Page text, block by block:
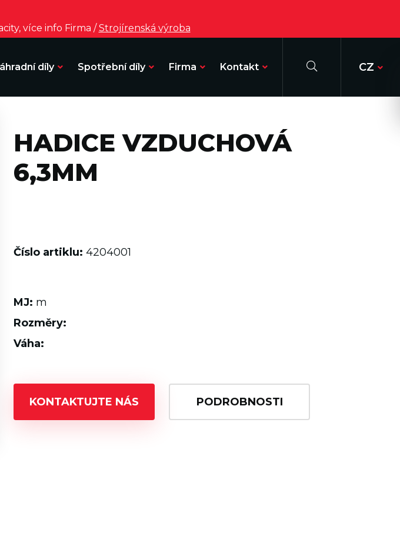
více info Firma /Strojírenská výroba
díly Spotřební díly Firma Kontakt CZ
HADICE VZDUCHOVÁ
6,3MM
Číslo artiklu: 4204001
MJ: m
Rozměry:
Váha:
KONTAKTUJTE NÁS PODROBNOSTI